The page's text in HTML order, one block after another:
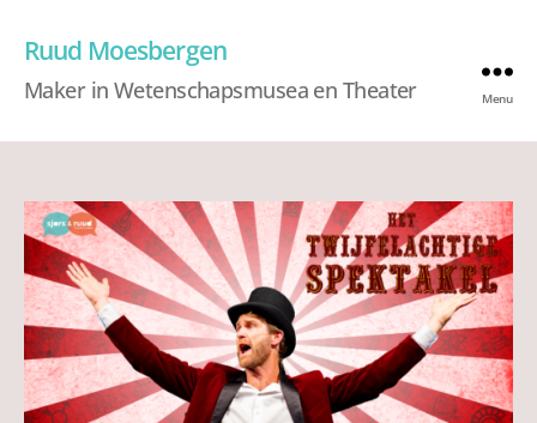
Ruud Moesbergen
Maker in Wetenschapsmusea en Theater Menu